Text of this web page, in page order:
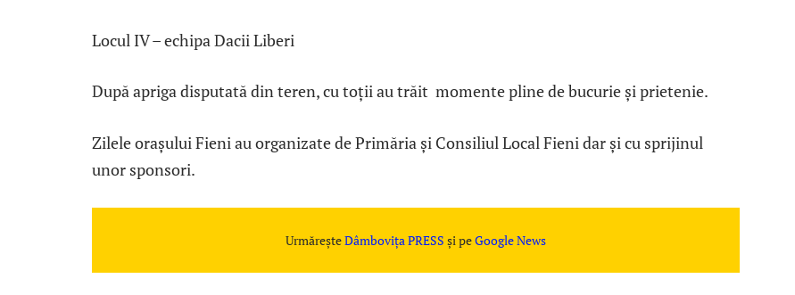
Locul IV – echipa Dacii Liberi
După apriga disputată din teren, cu toții au trăit momente pline de bucurie și prietenie.
Zilele orașului Fieni au organizate de Primăria și Consiliul Local Fieni dar și cu sprijinul
unor sponsori.
UrmăreșteDâmbovița PRESS și peGoogle News